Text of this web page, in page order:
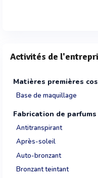
Activités de
Matières premières
Base de maquillage
Fabrication de
Antitranspirant
Après-soleil
Auto-bronzant
Bronzant teintant